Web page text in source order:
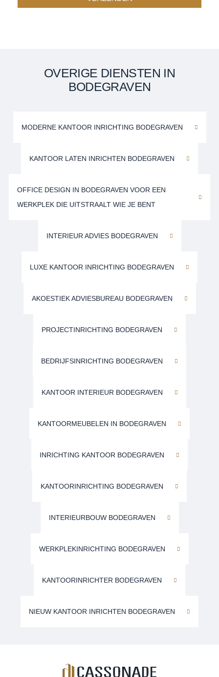
OVERIGE DIENSTEN IN
BODEGRAVEN
MODERNE KANTOOR INRICHTING BODEGRAVEN
KANTOOR LATEN INRICHTEN BODEGRAVEN
OFFICE DESIGN IN BODEGRAVEN VOOR EEN
WERKPLEK DIE UITSTRAALT WIE JE BENT
INTERIEUR ADVIES BODEGRAVEN
LUXE KANTOOR INRICHTING BODEGRAVEN
AKOESTIEK ADVIESBUREAU BODEGRAVEN
PROJECTINRICHTING BODEGRAVEN
BEDRIJFSINRICHTING BODEGRAVEN
KANTOOR INTERIEUR BODEGRAVEN
KANTOORMEUBELEN IN BODEGRAVEN
INRICHTING KANTOOR BODEGRAVEN
KANTOORINRICHTING BODEGRAVEN
INTERIEURBOUW BODEGRAVEN
WERKPLEKINRICHTING BODEGRAVEN
KANTOORINRICHTER BODEGRAVEN
NIEUW KANTOOR INRICHTEN BODEGRAVEN